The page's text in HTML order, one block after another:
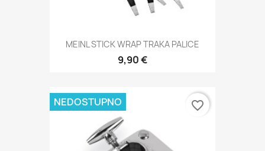
MEINL STICK WRAP TRAKA PALICE
9,90 €
NEDOSTUPNO favorite_border